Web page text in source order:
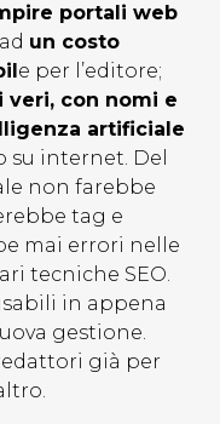
portali web
un costo
e per l’editore;
veri, con nomi e
artificiale
su internet. Del
non farebbe
tag e
mai errori nelle
tecniche SEO.
in appena
gestione.
già per